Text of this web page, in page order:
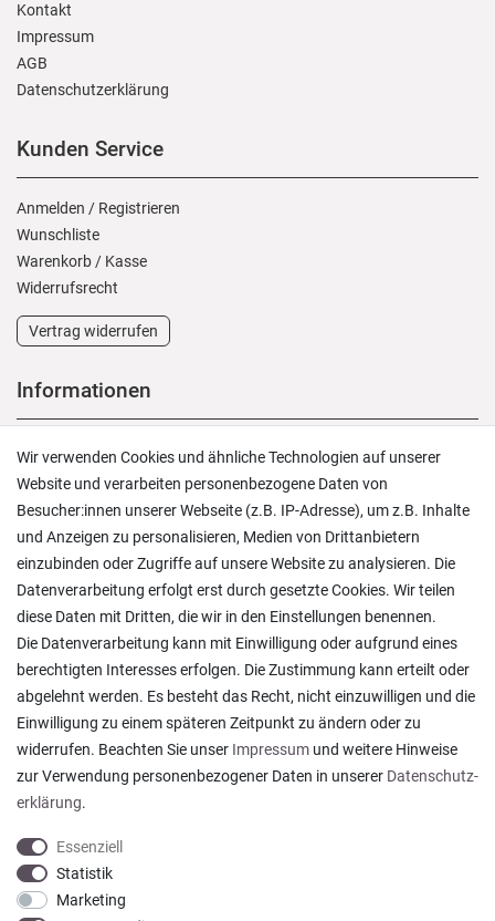
Kontakt
Impressum
AGB
Daten­schutz­erklärung
Kunden Service
Anmelden / Registrieren
Wunschliste
Warenkorb / Kasse
Widerrufs­recht
Vertrag widerrufen
Informationen
Versand und Zahlung
Rücksendungen
Lieferung in die Schweiz
Pflegesymbole
Lagerverkauf
Ratgeber & News
Ein einfach toller Service - prompte Lieferung und
sogar mit Pflegehinweis!
Datum der Veröffentlichung: 05.08.2026
Datum der Kauferfahrung: 29.07.2026
Wir verwenden Cookies und ähnliche Technologien auf unserer
Website und verarbeiten personenbezogene Daten von
Besucher:innen unserer Webseite (z.B. IP-Adresse), um z.B. Inhalte
und Anzeigen zu personalisieren, Medien von Drittanbietern
einzubinden oder Zugriffe auf unsere Website zu analysieren. Die
Datenverarbeitung erfolgt erst durch gesetzte Cookies. Wir teilen
diese Daten mit Dritten, die wir in den Einstellungen benennen.
Die Datenverarbeitung kann mit Einwilligung oder aufgrund eines
berechtigten Interesses erfolgen. Die Zustimmung kann erteilt oder
abgelehnt werden. Es besteht das Recht, nicht einzuwilligen und die
Einwilligung zu einem späteren Zeitpunkt zu ändern oder zu
widerrufen. Beachten Sie unser Impressum und weitere Hinweise
zur Verwendung personenbezogener Daten in unserer Daten­schutz­
erklärung.
Essenziell
Statistik
Marketing